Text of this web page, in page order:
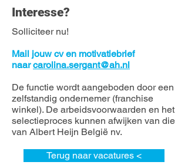
Interesse?
Solliciteer nu!
Mail jouw cv en motivatiebrief
naarcarolina.sergant@ah.nl
De functie wordt aangeboden door een
zelfstandig ondernemer (franchise
winkel). De arbeidsvoorwaarden en het
selectieproces kunnen afwijken van die
van Albert Heijn België nv.
Terug naar vacatures <